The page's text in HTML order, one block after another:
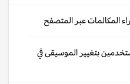
المكالمات عبر المتصفح
بتغيير الموسيقى في